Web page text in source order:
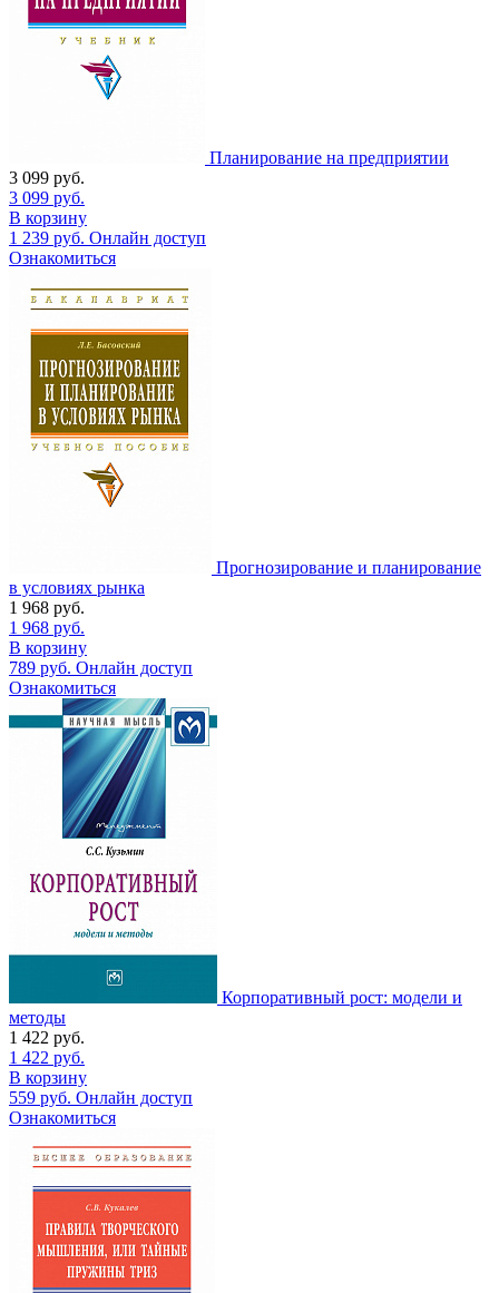
Планирование на предприятии
3 099 руб.
3 099 руб.
В корзину
1 239 руб. Онлайн доступ
Ознакомиться
Прогнозирование и планирование
в условиях рынка
1 968 руб.
1 968 руб.
В корзину
789 руб. Онлайн доступ
Ознакомиться
Корпоративный рост: модели и
методы
1 422 руб.
1 422 руб.
В корзину
559 руб. Онлайн доступ
Ознакомиться